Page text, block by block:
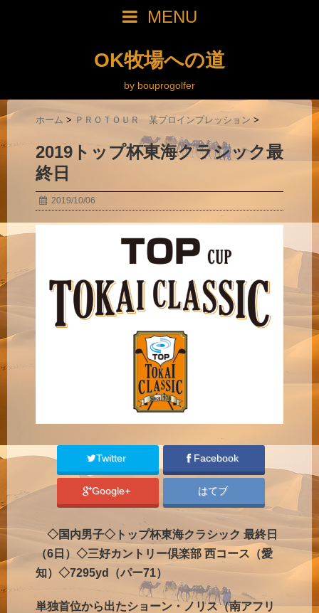
MENU
OK牧場への道
by bouprogolfer
ホーム > ＰＲＯＴＯＵＲ 某プロインプレッション >
2019トップ杯東海クラシック最
終日
2019/10/06
Twitter Facebook
Google+ はてブ
◇国内男子◇トップ杯東海クラシック 最終日
（6日）◇三好カントリー倶楽部 西コース（愛
知）◇7295yd（パー71）
単独首位から出たショーン・ノリス（南アフリ